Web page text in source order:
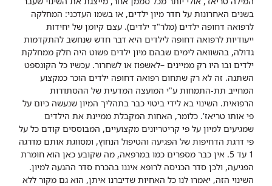
בשנים האחרונות על חדר מיון ילדים, או בשמו העדכני: המחלקה
לרפואה דחופה ילדים (מלר"ד ילדים). עצם קיומן של יחידות
ייעודיות לרפואה דחופה לילדים היא דבר חדש שנחשב להתקדמות
גדולה, בהשוואה לימים שבהם מיון ילדים פשוט היה חלק ממחלקת
ילדים ובו היו רק ממיינים –לאשפוז או לשחרור. עכשיו כל הקונספט
השתנה. זה לא רק שתחום רפואה דחופה ילדים הוכר כמקצוע
המחייב תת-התמחות ע"י המועצה המדעית של ההסתדרות
הרפואית. השינוי בא לידי ביטוי כבר בתהליך המיון שנעשה כיום על
פי אותו טריאז'. כלומר, האחות המקבלת ממיינת את הילדים
שמגיעים למיון על פי קריטריונים מקצועיים, המבוססים קודם כל על
פי דרגת הדחיפות של הפגיעה והטיפול הנחוץ, ומסווגת אותם מדרגה
1 עד 5. אין כבר מספרים כמו במרפאה, מה שקובע כאן הוא חומרת
הפגיעה, ולכן סדר הכניסה לרופא איננו בהכרח סדר ההגעה למיון.
השינוי הזה, יאמרו לנו כל האחיות שדיברנו איתן, הוא גם מקור ללא